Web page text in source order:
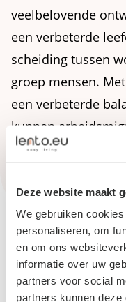
Deze website maakt
We gebruiken
personaliseren, om
en om ons
informatie over uw
partners voor social
partners kunnen
veelbelovende
een verbeterde
scheiding tussen
groep mensen.
een verbeterde
kunnen
integreren in de